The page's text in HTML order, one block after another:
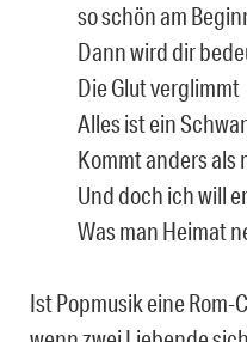
so schön am
Dann wird dir
Die Glut verglimmt
Alles ist ein
Kommt anders als
Und doch ich will
Was man Heimat
Ist Popmusik eine Rom-